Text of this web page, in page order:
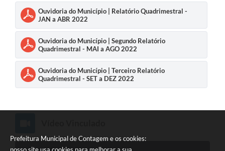
Prefeitura Municipal de Contagem e os cookies:
Ouvidoria do Município | Relatório Quadrimestral -
JAN a ABR 2022
Ouvidoria do Município | Segundo Relatório
Quadrimestral - MAI a AGO 2022
Ouvidoria do Município | Terceiro Relatório
Quadrimestral - SET a DEZ 2022